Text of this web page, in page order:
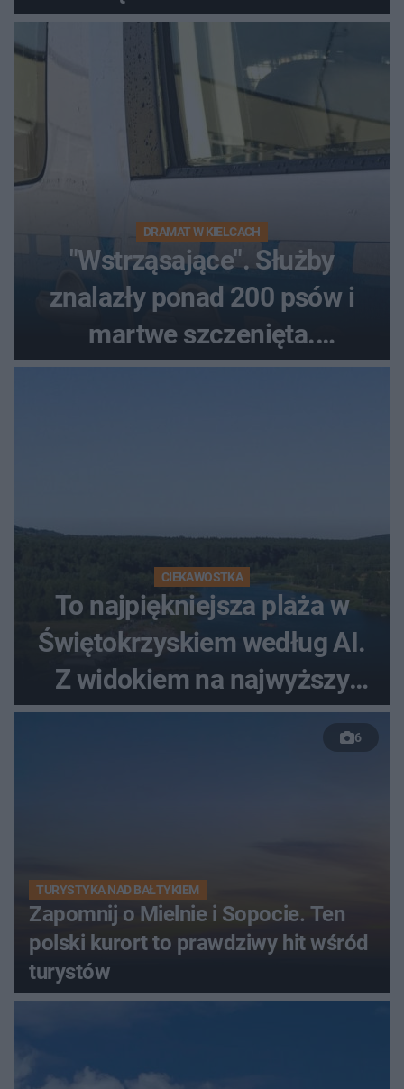
DRAMAT W KIELCACH
"Wstrząsające". Służby
znalazły ponad 200 psów i
martwe szczenięta.
Zatrzymano 35-latka
CIEKAWOSTKA
To najpiękniejsza plaża w
Świętokrzyskiem według AI.
Z widokiem na najwyższy
szczyt Gór Świętokrzyskich
6
TURYSTYKA NAD BAŁTYKIEM
Zapomnij o Mielnie i Sopocie. Ten
polski kurort to prawdziwy hit wśród
turystów